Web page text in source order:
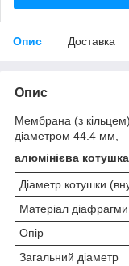
Опис Доставка
Опис
Мембрана (з
діаметром 44.4 мм,
алюмінієва котушка
Діаметр котушки
Матеріал діафрагми
Опір
Загальний діаметр